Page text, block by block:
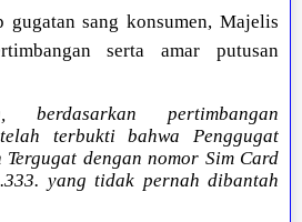
gugatan sang konsumen, Majelis
serta amar putusan
berdasarkan pertimbangan
terbukti bahwa Penggugat
dengan nomor Sim Card
yang tidak pernah dibantah